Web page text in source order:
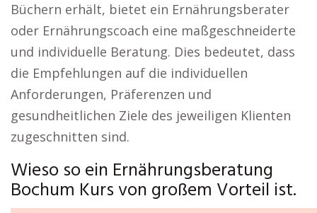
Büchern erhält, bietet ein Ernährungsberater
oder Ernährungscoach eine maßgeschneiderte
und individuelle Beratung. Dies bedeutet, dass
die Empfehlungen auf die individuellen
Anforderungen, Präferenzen und
gesundheitlichen Ziele des jeweiligen Klienten
zugeschnitten sind.
Wieso so ein Ernährungsberatung
Bochum Kurs von großem Vorteil ist.